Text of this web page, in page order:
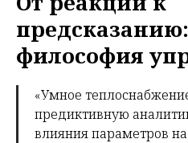
философия
«Умное
предиктивную
влияния параметров